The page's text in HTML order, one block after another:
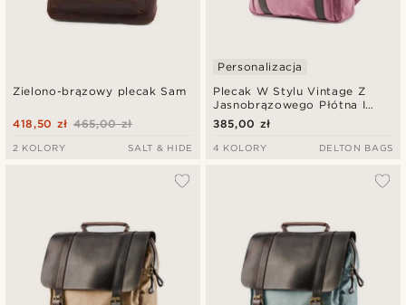
Zielono-brązowy plecak Sam
465,00 zł
418,50 zł
2 KOLORY SALT & HIDE
Plecak W Stylu Vintage Z
Jasnobrązowego Płótna I
Ciemnobrązowej Skóry
Personalizacja
385,00 zł
4 KOLORY DELTON BAGS